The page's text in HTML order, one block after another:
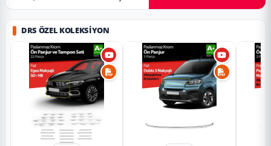
DRS ÖZEL KOLEKSIYON